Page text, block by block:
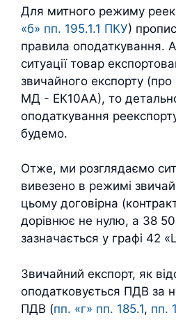
Для митного режиму
«б» пп. 195.1.1 ПКУ)
правила оподаткування.
ситуації товар
звичайного експорту
МД - ЕК10АА), то
оподаткування
будемо.
Отже, ми розглядаємо
вивезено в режимі
цьому договірна
дорівнює не нулю, а 38
зазначається у графі 42
Звичайний експорт, як
оподатковується ПДВ за
ПДВ (пп. «г» пп. 185.1, пп.